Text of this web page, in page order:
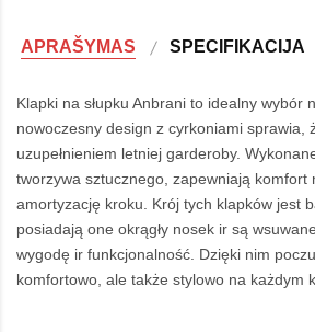
APRAŠYMAS SPECIFIKACIJA
Klapki na słupku Anbrani to idealny wybór
nowoczesny design z cyrkoniami sprawia,
uzupełnieniem letniej garderoby.
tworzywa sztucznego, zapewniają komfort
amortyzację kroku. Krój tych klapków jest
posiadają one okrągły nosek ir są
wygodę ir funkcjonalność. Dzięki nim
komfortowo, ale także stylowo na każdym